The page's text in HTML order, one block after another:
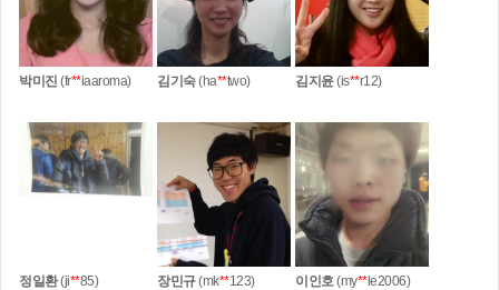
박미진 (fr**iaaroma) 김기숙(ha**two) 김지윤(is**r12)
정일환(ji**85) 장민규(mk**123) 이인호(my**le2006)